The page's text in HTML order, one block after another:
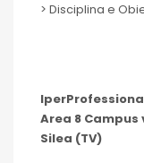
> Disciplina e
IperProfessional
Area 8
Silea (TV)